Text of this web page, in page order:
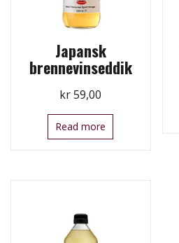
Japansk
brennevinseddik
kr59,00
Read more